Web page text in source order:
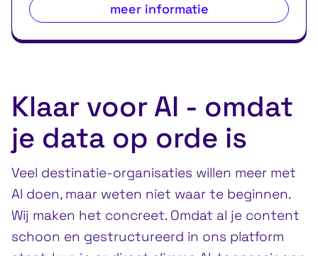
meer informatie
Klaar voor AI - omdat
je data op orde is
Veel destinatie-organisaties willen meer met
AI doen, maar weten niet waar te beginnen.
Wij maken het concreet. Omdat al je content
schoon en gestructureerd in ons platform